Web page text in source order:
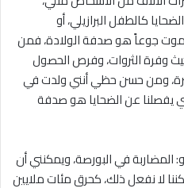
كالطفل البرازيلي، أو
يموت جوعاً هو صدفة الولادة، فمن
وفرة الثروات، وفرص الحصول
ومن حسن حظي أنني ولدت في
يفصلنا عن الضحايا هو صدفة
في البورصة، ويمكنني أن
لا نفعل ذلك، كحرق مئات ملايين